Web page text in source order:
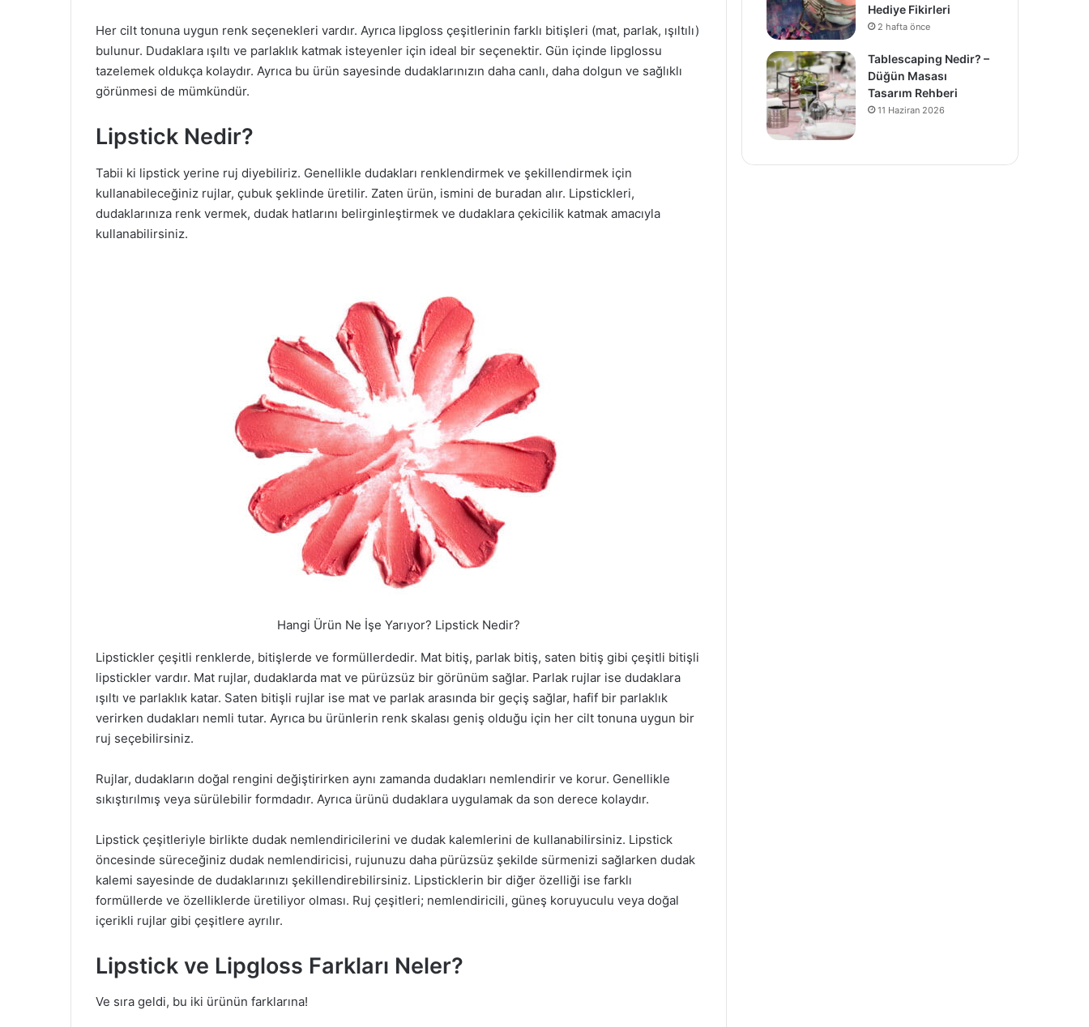
Her cilt tonuna uygun renk seçenekleri vardır. Ayrıca lipgloss çeşitlerinin farklı bitişleri (mat, parlak, ışıltılı)
bulunur. Dudaklara ışıltı ve parlaklık katmak isteyenler için ideal bir seçenektir. Gün içinde lipglossu
tazelemek oldukça kolaydır. Ayrıca bu ürün sayesinde dudaklarınızın daha canlı, daha dolgun ve sağlıklı
görünmesi de mümkündür.
Lipstick Nedir?
Tabii ki lipstick yerine ruj diyebiliriz. Genellikle dudakları renklendirmek ve şekillendirmek için
kullanabileceğiniz rujlar, çubuk şeklinde üretilir. Zaten ürün, ismini de buradan alır. Lipstickleri,
dudaklarınıza renk vermek, dudak hatlarını belirginleştirmek ve dudaklara çekicilik katmak amacıyla
kullanabilirsiniz.
Hangi Ürün Ne İşe Yarıyor? Lipstick Nedir?
Lipstickler çeşitli renklerde, bitişlerde ve formüllerdedir. Mat bitiş, parlak bitiş, saten bitiş gibi çeşitli bitişli
lipstickler vardır. Mat rujlar, dudaklarda mat ve pürüzsüz bir görünüm sağlar. Parlak rujlar ise dudaklara
ışıltı ve parlaklık katar. Saten bitişli rujlar ise mat ve parlak arasında bir geçiş sağlar, hafif bir parlaklık
verirken dudakları nemli tutar. Ayrıca bu ürünlerin renk skalası geniş olduğu için her cilt tonuna uygun bir
ruj seçebilirsiniz.
Rujlar, dudakların doğal rengini değiştirirken aynı zamanda dudakları nemlendirir ve korur. Genellikle
sıkıştırılmış veya sürülebilir formdadır. Ayrıca ürünü dudaklara uygulamak da son derece kolaydır.
Lipstick çeşitleriyle birlikte dudak nemlendiricilerini ve dudak kalemlerini de kullanabilirsiniz. Lipstick
öncesinde süreceğiniz dudak nemlendiricisi, rujunuzu daha pürüzsüz şekilde sürmenizi sağlarken dudak
kalemi sayesinde de dudaklarınızı şekillendirebilirsiniz. Lipsticklerin bir diğer özelliği ise farklı
formüllerde ve özelliklerde üretiliyor olması. Ruj çeşitleri; nemlendiricili, güneş koruyuculu veya doğal
içerikli rujlar gibi çeşitlere ayrılır.
Lipstick ve Lipgloss Farkları Neler?
Ve sıra geldi, bu iki ürünün farklarına!
Hediye Fikirleri
2 hafta önce
Tablescaping Nedir? –
Düğün Masası
Tasarım Rehberi
11 Haziran 2026